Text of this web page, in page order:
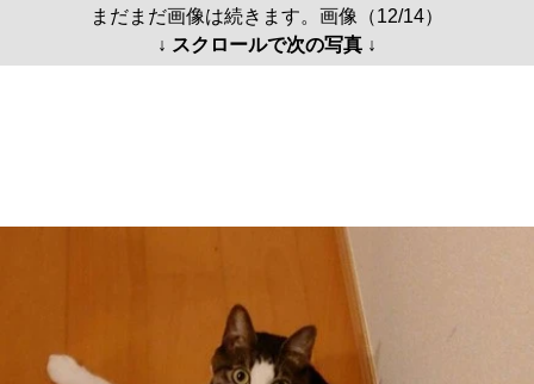
まだまだ画像は続きます。画像（12/14）
↓ スクロールで次の写真 ↓